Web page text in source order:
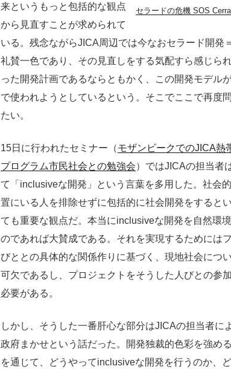
セラードの危機 SOS
来というもっと包括的な観点
から見直すことが求められて
いる。残念ながらJICA周辺では今なおセラード開発
礼賛一色であり、その見直しをする気配すら感じら
った開発計画であるならともかく、この開発モデル
で使われようとしているという。そこでここで再度
たい。
15日に行われたセミナー（モザンビークでのJICA熱
プログラム市民社会との勉強会）ではJICAの担当者
て「inclusiveな開発」という言葉を多用した。社会
置にいる人を排除せずに包括的に社会開発をすると
ても重要な観点だ。本当にinclusiveな開発を自然環
のであれば大賛成である。それを実現するためには
びととの具体的な関係作りに基づく、現地社会につ
可欠であるし、プロジェクトをそうした人びとの参
必要がある。
しかし、そうした一番肝心な部分はJICAの担当者に
政府まかせという話だった。開発独裁的色彩を強め
を通じて、どうやってinclusiveな開発を行うのか、